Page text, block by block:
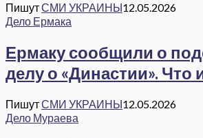
ПишутСМИ УКРАИНЫ12.05.2026
Дело Ермака
Ермаку сообщили о
делу о «Династии». Что
ПишутСМИ УКРАИНЫ12.05.2026
Дело Мураева